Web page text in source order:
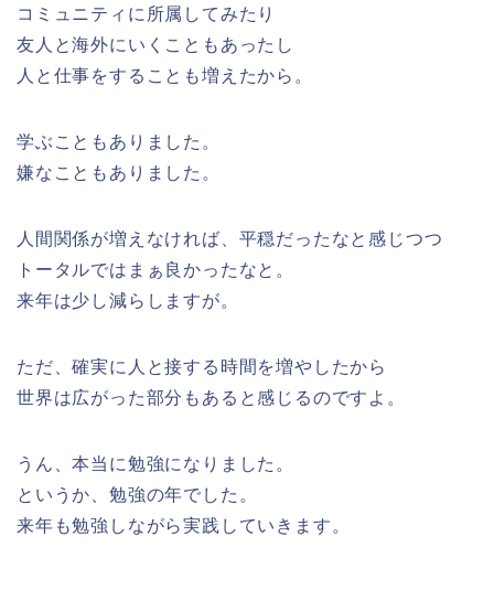
コミュニティに所属してみたり
友人と海外にいくこともあったし
人と仕事をすることも増えたから。
学ぶこともありました。
嫌なこともありました。
人間関係が増えなければ、平穏だったなと感じつつ
トータルではまぁ良かったなと。
来年は少し減らしますが。
ただ、確実に人と接する時間を増やしたから
世界は広がった部分もあると感じるのですよ。
うん、本当に勉強になりました。
というか、勉強の年でした。
来年も勉強しながら実践していきます。